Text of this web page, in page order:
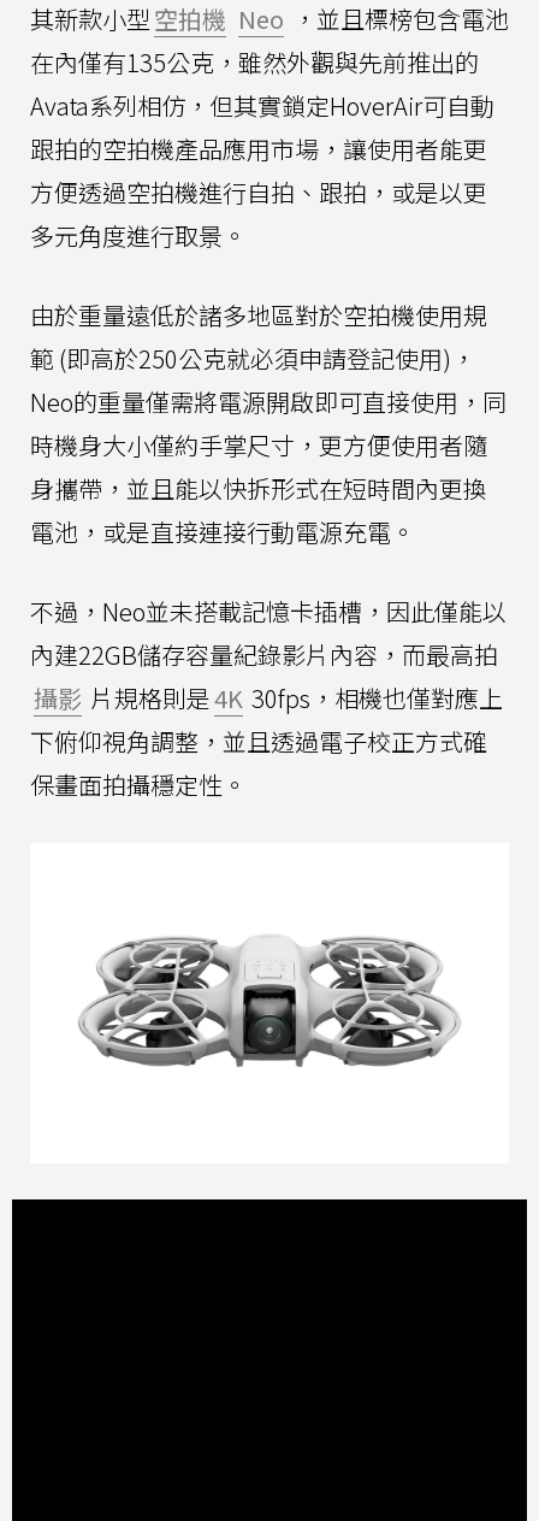
其新款小型 空拍機 Neo ，並且標榜包含電池
在內僅有135公克，雖然外觀與先前推出的
Avata系列相仿，但其實鎖定HoverAir可自動
跟拍的空拍機產品應用市場，讓使用者能更
方便透過空拍機進行自拍、跟拍，或是以更
多元角度進行取景。
由於重量遠低於諸多地區對於空拍機使用規
範 (即高於250公克就必須申請登記使用)，
Neo的重量僅需將電源開啟即可直接使用，同
時機身大小僅約手掌尺寸，更方便使用者隨
身攜帶，並且能以快拆形式在短時間內更換
電池，或是直接連接行動電源充電。
不過，Neo並未搭載記憶卡插槽，因此僅能以
內建22GB儲存容量紀錄影片內容，而最高拍
攝影 片規格則是4K 30fps，相機也僅對應上
下俯仰視角調整，並且透過電子校正方式確
保畫面拍攝穩定性。